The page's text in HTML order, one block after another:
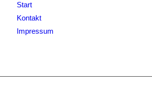
Start
Kontakt
Impressum